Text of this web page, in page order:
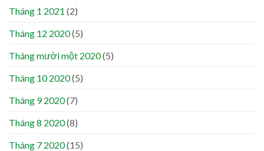
Tháng 1 2021 (2)
Tháng 12 2020(5)
Tháng mười một 2020(5)
Tháng 10 2020(5)
Tháng 9 2020(7)
Tháng 8 2020(8)
Tháng 7 2020(15)